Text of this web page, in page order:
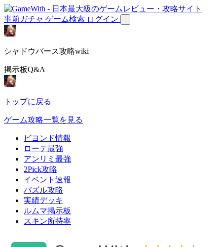
事前ガチャ ゲーム検索 ログイン
シャドウバース攻略wiki
掲示板Q&A
トップに戻る
ゲーム攻略一覧を見る
ビヨンド情報
ローテ最強
アンリミ最強
2Pick攻略
イベント速報
パズル攻略
実績デッキ
ルムマ掲示板
スキン所持率